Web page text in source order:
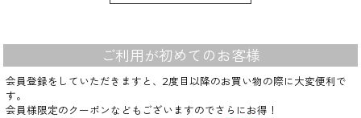
ご利用が初めてのお客様
会員登録をしていただきますと、2度目以降のお買い物の際に大変便利で
す。
会員様限定のクーポンなどもございますのでさらにお得！